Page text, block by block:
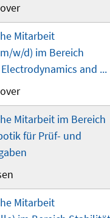
Mitarbeit
w/d) im Bereich
and ...
Mitarbeit im Bereich
für Prüf- und
Mitarbeit